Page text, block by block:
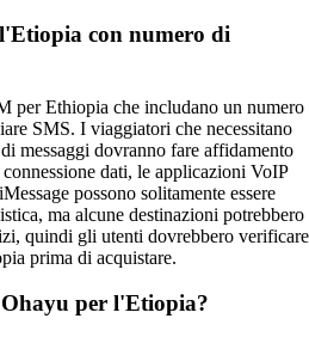
con numero di
per Ethiopia che includano un numero
SMS. I viaggiatori che necessitano
messaggi dovranno fare affidamento
dati, le applicazioni VoIP
possono solitamente essere
ma alcune destinazioni potrebbero
quindi gli utenti dovrebbero verificare
prima di acquistare.
per l'Etiopia?